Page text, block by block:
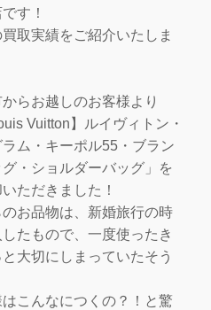
す！
取実績をご紹介いたしま
らお越しのお客様より
Vuitton】ルイヴィトン・
ラム・キーポル55・ブラン
グ・ショルダーバッグ」を
ただきました！
のお品物は、新婚旅行の時
たもので、一度使ったき
と大切にしまっていたそう
はこんなにつくの？！と驚